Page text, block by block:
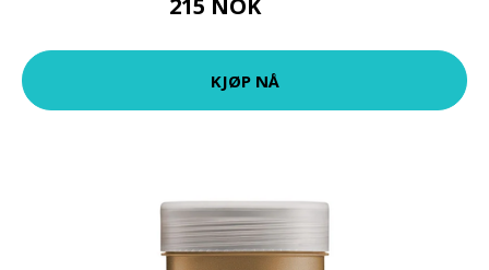
215 NOK
KJØP NÅ